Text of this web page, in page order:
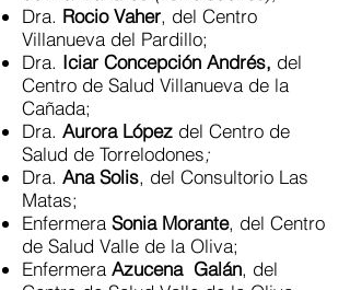
Dra. Rocio Vaher, del Centro
Villanueva del Pardillo;
Dra. Iciar Concepción Andrés, del
Centro de Salud Villanueva de la
Cañada;
Dra. Aurora López del Centro de
Salud de Torrelodones;
Dra. Ana Solis, del Consultorio Las
Matas;
Enfermera Sonia Morante, del Centro
de Salud Valle de la Oliva;
Enfermera Azucena Galán, del